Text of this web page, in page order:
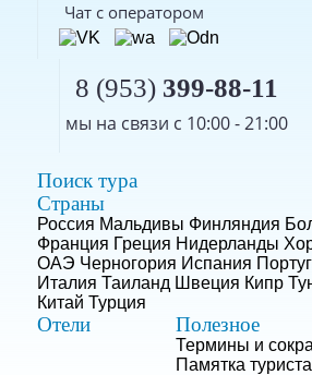
Чат с оператором
8 (953) 399-88-11
мы на связи с 10:00 - 21:00
Поиск тура
Страны
Россия Мальдивы Финляндия
Франция Греция Нидерланды
ОАЭ Черногория Испания
Италия Таиланд Швеция Кипр
Китай Турция
Отели Полезное
Термины и
Памятка туриста